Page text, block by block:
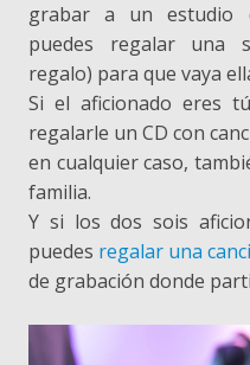
grabar a un estudio
puedes regalar una
regalo) para que vaya
Si el aficionado eres
regalarle un CD con
en cualquier caso,
familia.
Y si los dos sois
puedes regalar una
de grabación donde